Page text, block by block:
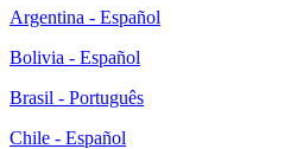
Argentina - Español
Bolivia - Español
Brasil - Português
Chile - Español